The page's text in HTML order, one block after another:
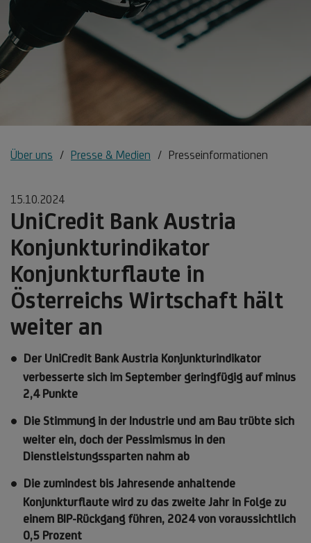
Über uns Presse & Medien Presseinformationen
15.10.2024
UniCredit Bank Austria
Konjunkturindikator
Konjunkturflaute in
Österreichs Wirtschaft hält
weiter an
Der UniCredit Bank Austria Konjunkturindikator
verbesserte sich im September geringfügig auf minus
2,4 Punkte
Die Stimmung in der Industrie und am Bau trübte sich
weiter ein, doch der Pessimismus in den
Dienstleistungssparten nahm ab
Die zumindest bis Jahresende anhaltende
Konjunkturflaute wird zu das zweite Jahr in Folge zu
einem BIP-Rückgang führen, 2024 von voraussichtlich
0,5 Prozent